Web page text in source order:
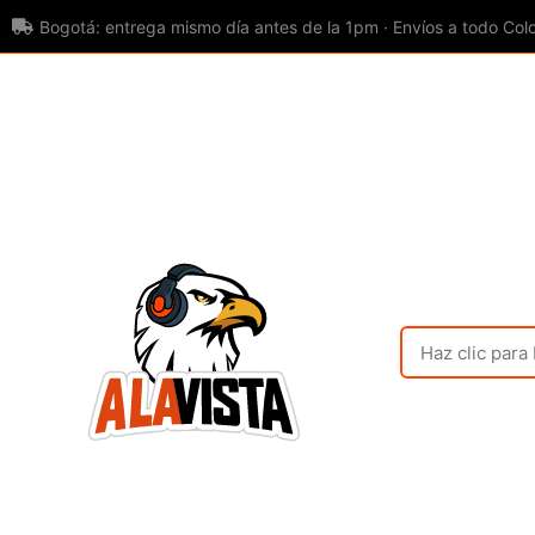
Bogotá: entrega mismo día antes de la 1pm · Envíos a todo